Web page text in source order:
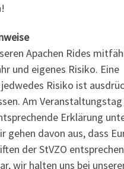
Apachen Rides
und eigenes Risiko. Eine
Risiko ist
Am
Erklärung
gehen davon aus, dass
der StVZO
wir halten uns bei